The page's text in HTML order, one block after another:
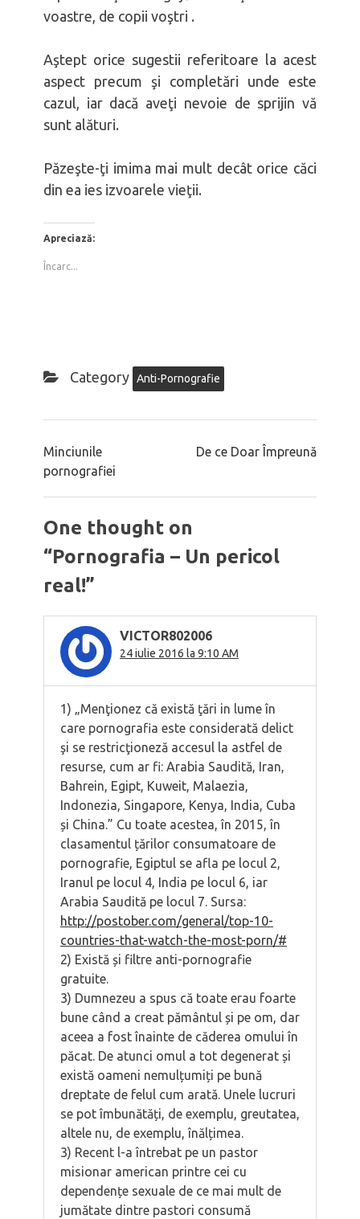
voastre, de copii voştri .
Aştept orice sugestii referitoare la acest
aspect precum şi completări unde este
cazul, iar dacă aveţi nevoie de sprijin vă
sunt alături.
Păzeşte-ţi imima mai mult decât orice căci
din ea ies izvoarele vieţii.
Apreciază:
Încarc...
Category Anti-Pornografie
Minciunile
pornografiei
De ce Doar Împreună
One thought on
“Pornografia – Un pericol
real!”
VICTOR802006
24 iulie 2016 la 9:10 AM
1) „Menţionez că există ţări in lume în
care pornografia este considerată delict
şi se restricţioneză accesul la astfel de
resurse, cum ar fi: Arabia Saudită, Iran,
Bahrein, Egipt, Kuweit, Malaezia,
Indonezia, Singapore, Kenya, India, Cuba
și China.” Cu toate acestea, în 2015, în
clasamentul țărilor consumatoare de
pornografie, Egiptul se afla pe locul 2,
Iranul pe locul 4, India pe locul 6, iar
Arabia Saudită pe locul 7. Sursa:
http://postober.com/general/top-10-
countries-that-watch-the-most-porn/#
2) Există și filtre anti-pornografie
gratuite.
3) Dumnezeu a spus că toate erau foarte
bune când a creat pământul și pe om, dar
aceea a fost înainte de căderea omului în
păcat. De atunci omul a tot degenerat și
există oameni nemulțumiți pe bună
dreptate de felul cum arată. Unele lucruri
se pot îmbunătăți, de exemplu, greutatea,
altele nu, de exemplu, înălțimea.
3) Recent l-a întrebat pe un pastor
misionar american printre cei cu
dependențe sexuale de ce mai mult de
jumătate dintre pastori consumă